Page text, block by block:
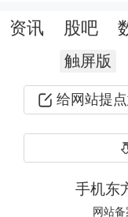
感知的情况
主动除锈则
实现快速除
控制栏打开
动盘除锈，
资讯 股吧
触屏版
给网站提
手机东
网站备